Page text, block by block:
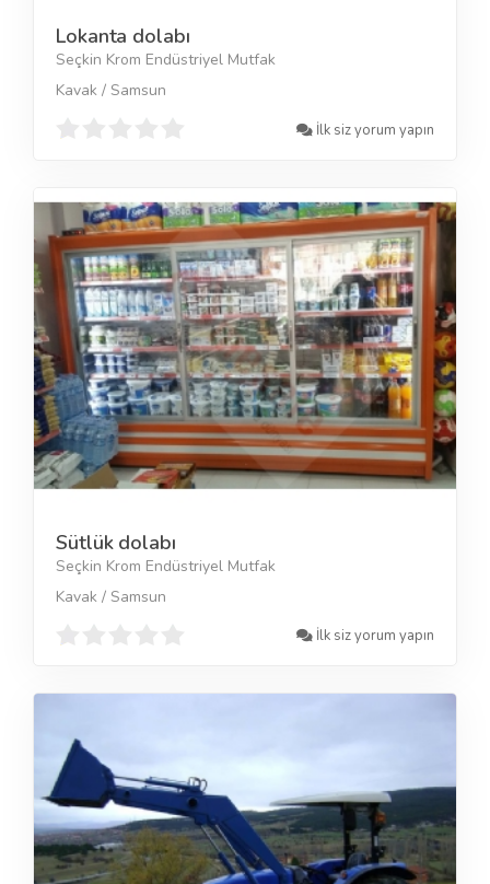
Lokanta dolabı
Seçkin Krom Endüstriyel Mutfak
Kavak / Samsun
İlk siz yorum yapın
Sütlük dolabı
Seçkin Krom Endüstriyel Mutfak
Kavak / Samsun
İlk siz yorum yapın